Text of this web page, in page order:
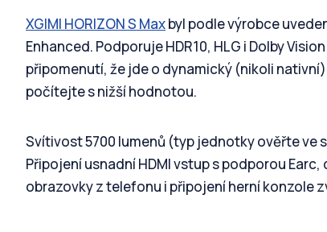
XGIMI HORIZON S Maxbyl podle výrobce
Enhanced. Podporuje HDR10, HLG i Dolby
připomenutí, že jde o dynamický (nikoli
počítejte s nižší hodnotou.
Svítivost 5700 lumenů (typ jednotky ověřte ve
Připojení usnadní HDMI vstup s podporou
obrazovky z telefonu i připojení herní konzole